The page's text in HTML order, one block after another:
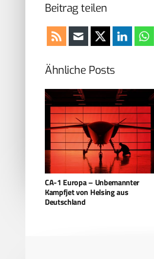
Beitrag teilen
Ähnliche Posts
CA-1 Europa – Unbemannter
Kampfjet von Helsing aus
Deutschland